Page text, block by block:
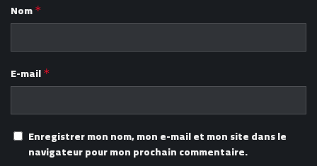
Nom *
E-mail *
Enregistrer mon nom, mon e-mail et mon site dans le
navigateur pour mon prochain commentaire.